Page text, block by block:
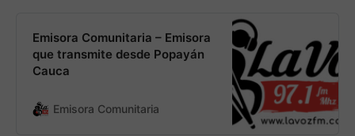
Emisora Comunitaria – Emisora
que transmite desde Popayán
Cauca
Emisora Comunitaria